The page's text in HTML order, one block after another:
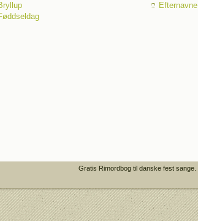
Efternavne
Gratis Rimordbog til danske fest sange.